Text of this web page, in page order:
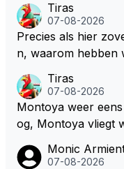
voor een keuze
Tiras
07-08-2026
Precies als hier
n, waarom hebben
Tiras
07-08-2026
Montoya weer
og, Montoya vliegt
Monic
07-08-2026